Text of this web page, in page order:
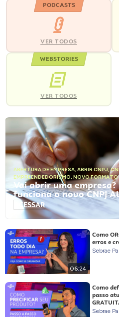
PODCASTS
VER TODOS
WEBSTORIES
VER TODOS
ABERTURA DE EMPRESA, ABRIR CNPJ,
EMPREENDEDORISMO, NOVO FORMATO
Vai abrir uma
funciona o novo CNPJ
ACESSAR
06:24
Como
erros e
Sebrae
Como
passo
Sebrae